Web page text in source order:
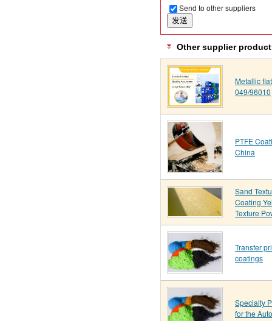
Send to other suppliers
Other supplier
Metallic
049/96010
PTFE
China
Sand
Coating
Texture
Transfer
coatings
Specialty
for the